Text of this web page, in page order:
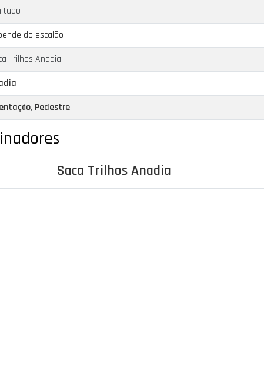
do escalão
Trilhos Anadia
, Pedestre
Saca Trilhos Anadia